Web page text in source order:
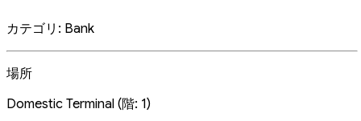
カテゴリ: Bank
場所
Domestic Terminal (階: 1)